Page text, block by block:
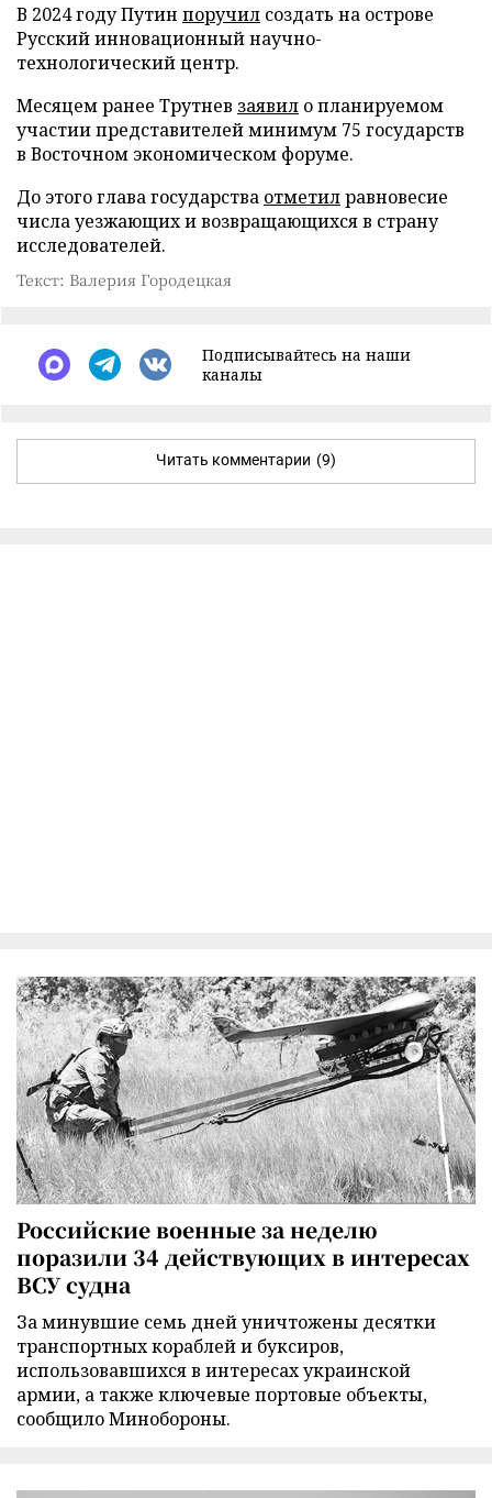
В 2024 году Путин поручил создать на острове
Русский инновационный научно-
технологический центр.
Месяцем ранее Трутнев заявил о планируемом
участии представителей минимум 75 государств
в Восточном экономическом форуме.
До этого глава государства отметилравновесие
числа уезжающих и возвращающихся в страну
исследователей.
Текст: Валерия Городецкая
Подписывайтесь на наши
каналы
Читать комментарии (9)
Российские военные за неделю
поразили 34 действующих в интересах
ВСУ судна
За минувшие семь дней уничтожены десятки
транспортных кораблей и буксиров,
использовавшихся в интересах украинской
армии, а также ключевые портовые объекты,
сообщило Минобороны.